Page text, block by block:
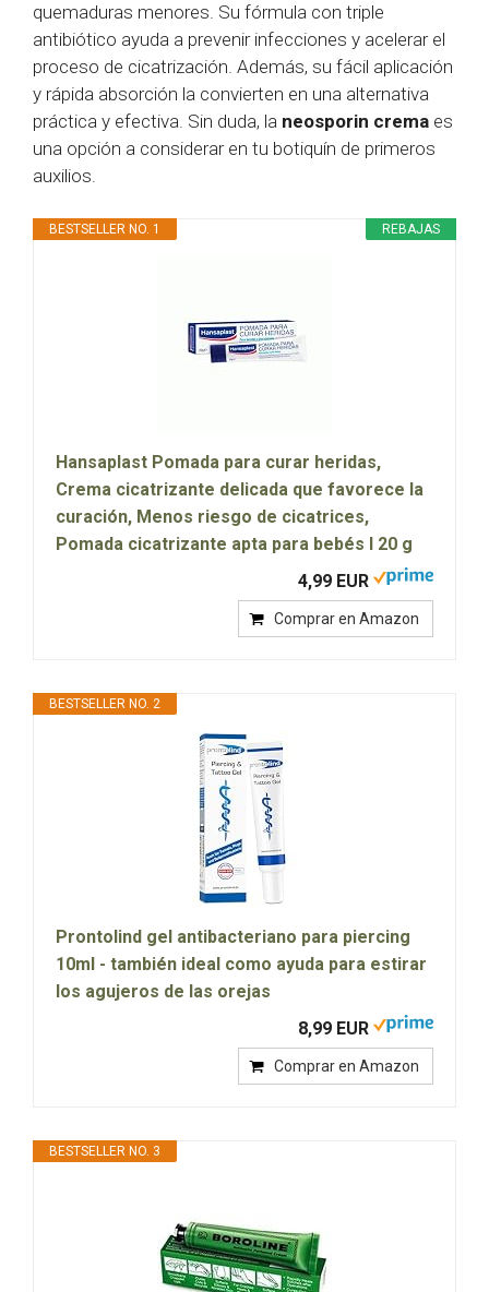
quemaduras menores. Su fórmula con triple
antibiótico ayuda a prevenir infecciones y acelerar el
proceso de cicatrización. Además, su fácil aplicación
y rápida absorción la convierten en una alternativa
práctica y efectiva. Sin duda, la neosporin crema es
una opción a considerar en tu botiquín de primeros
auxilios.
REBAJAS
BESTSELLER NO. 1
Hansaplast Pomada para curar heridas,
Crema cicatrizante delicada que favorece la
curación, Menos riesgo de cicatrices,
Pomada cicatrizante apta para bebés I 20 g
4,99 EUR
Comprar en Amazon
BESTSELLER NO. 2
Prontolind gel antibacteriano para piercing
10ml - también ideal como ayuda para estirar
los agujeros de las orejas
8,99 EUR
Comprar en Amazon
BESTSELLER NO. 3